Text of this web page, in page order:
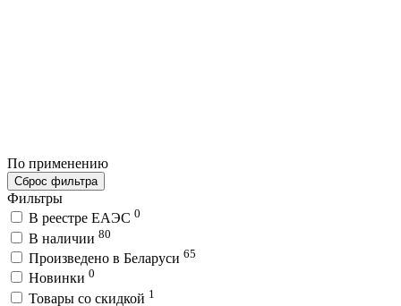
По применению
Сброс фильтра
Фильтры
В реестре ЕАЭС 0
В наличии 80
Произведено в Беларуси 65
Новинки 0
Товары со скидкой 1